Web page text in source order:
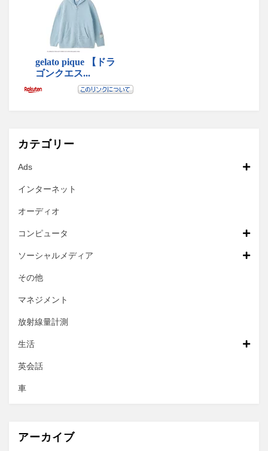
カテゴリー
Ads
インターネット
オーディオ
コンピュータ
ソーシャルメディア
その他
マネジメント
放射線量計測
生活
英会話
車
アーカイブ